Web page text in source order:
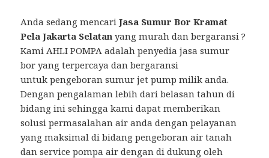
Anda sedang mencariJasa Sumur Bor Kramat
Pela Jakarta Selatan yang murah dan bergaransi ?
Kami AHLI POMPA adalah penyedia jasa sumur
bor yang terpercaya dan bergaransi
untuk pengeboran sumur jet pump milik anda.
Dengan pengalaman lebih dari belasan tahun di
bidang ini sehingga kami dapat memberikan
solusi permasalahan air anda dengan pelayanan
yang maksimal di bidang pengeboran air tanah
dan service pompa air dengan di dukung oleh